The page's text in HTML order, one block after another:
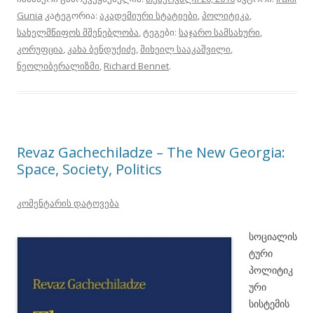
Gunia კატეგორია: აკადემიური სტატიები,პოლიტიკა,
სახელმწიფოს მშენებლობა, ტეგები: საჯარო სამსახური,
კორუფცია,კახა ბენდუქიძე,მიხეილ სააკაშვილი,
ნეოლიბერალიზმი, Richard Bennet.
Revaz Gachechiladze – The New Georgia:
Space, Society, Politics
კომენტარის დატოვება
სოციალის
ტური
პოლიტიკ
ური
სისტემის